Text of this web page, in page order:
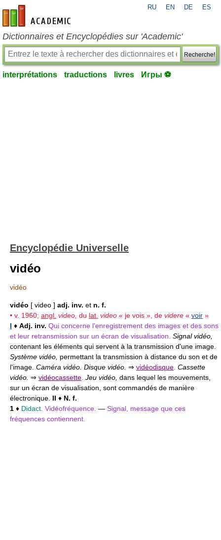
fr-academic.com
RU EN DE ES
Dictionnaires et Encyclopédies sur 'Academic'
Recherche!
interprétations traductions livres Игры ⚽
Encyclopédie Universelle
vidéo
vidéo
vidéo [ video ] adj. inv. et n. f.
• v. 1960; angl. video, du lat. video « je vois », de videre « voir »
I ♦ Adj. inv. Qui concerne l'enregistrement des images et des sons
et leur retransmission sur un écran de visualisation. Signal vidéo,
contenant les éléments qui servent à la transmission d'une image.
Système vidéo, permettant la transmission à distance du son et de
l'image. Caméra vidéo. Disque vidéo. ⇒ vidéodisque Cassette
vidéo. ⇒ vidéocassette Jeu vidéo, dans lequel les mouvements,
sur un écran de visualisation, sont commandés de manière
électronique. II ♦ N. f.
1 ♦ Didact. Vidéofréquence. — Signal, message que ces
fréquences contiennent.